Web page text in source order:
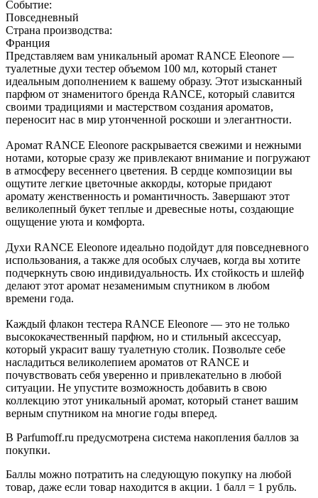
Событие:
Повседневный
Страна производства:
Франция
Представляем вам уникальный аромат RANCE Eleonore —
туалетные духи тестер объемом 100 мл, который станет
идеальным дополнением к вашему образу. Этот изысканный
парфюм от знаменитого бренда RANCE, который славится
своими традициями и мастерством создания ароматов,
переносит нас в мир утонченной роскоши и элегантности.
Аромат RANCE Eleonore раскрывается свежими и нежными
нотами, которые сразу же привлекают внимание и погружают
в атмосферу весеннего цветения. В сердце композиции вы
ощутите легкие цветочные аккорды, которые придают
аромату женственность и романтичность. Завершают этот
великолепный букет теплые и древесные ноты, создающие
ощущение уюта и комфорта.
Духи RANCE Eleonore идеально подойдут для повседневного
использования, а также для особых случаев, когда вы хотите
подчеркнуть свою индивидуальность. Их стойкость и шлейф
делают этот аромат незаменимым спутником в любом
времени года.
Каждый флакон тестера RANCE Eleonore — это не только
высококачественный парфюм, но и стильный аксессуар,
который украсит вашу туалетную столик. Позвольте себе
насладиться великолепием ароматов от RANCE и
почувствовать себя уверенно и привлекательно в любой
ситуации. Не упустите возможность добавить в свою
коллекцию этот уникальный аромат, который станет вашим
верным спутником на многие годы вперед.
В Parfumoff.ru предусмотрена система накопления баллов за
покупки.
Баллы можно потратить на следующую покупку на любой
товар, даже если товар находится в акции. 1 балл = 1 рубль.